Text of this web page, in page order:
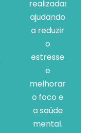
realizadas
ajudando
a reduzir
o
estresse
e
melhorar
o foco e
a saúde
mental.